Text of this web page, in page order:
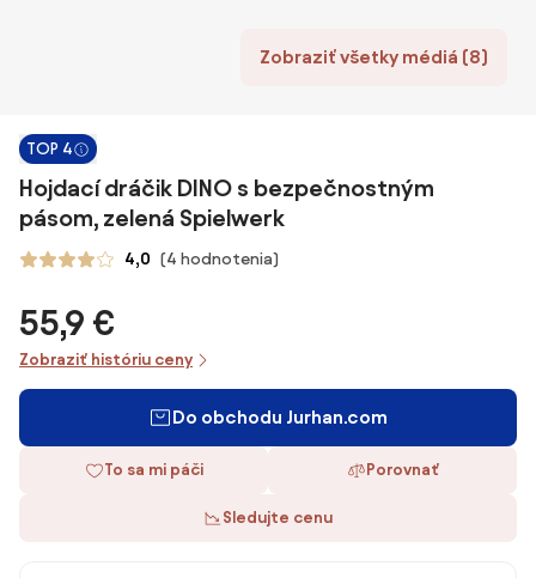
Zobraziť všetky médiá (8)
TOP 4
Hojdací dráčik DINO s bezpečnostným
pásom, zelená Spielwerk
4,0 (4 hodnotenia)
55,9 €
Zobraziť históriu ceny
Do obchodu Jurhan.com
To sa mi páči Porovnať
Sledujte cenu